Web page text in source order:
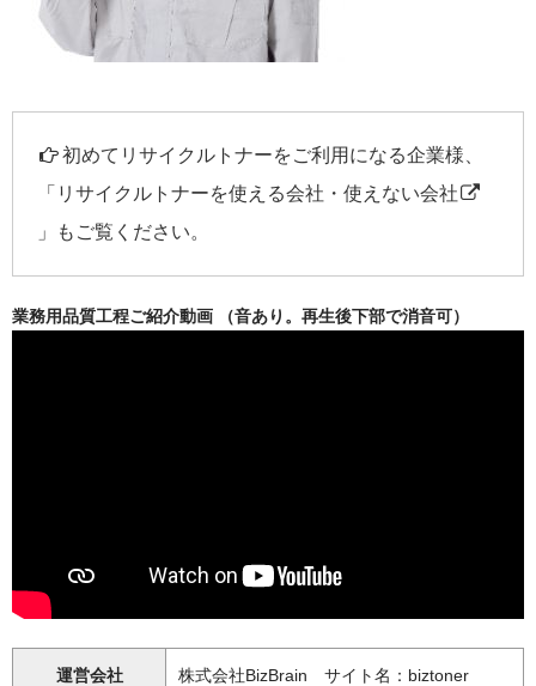
初めてリサイクルトナーをご利用になる企業様、
「 リサイクルトナーを使える会社・使えない会社
」もご覧ください。
業務用品質工程ご紹介動画 （音あり。再生後下部で消音可）
運営会社 株式会社BizBrain サイト名：biztoner